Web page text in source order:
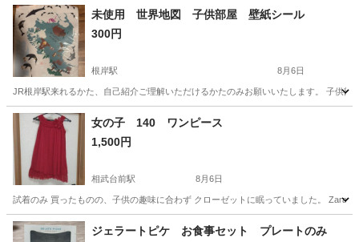
未使用 世界地図 子供部屋 壁紙シール
300円
根岸駅 8月6日
JR根岸駅来れるかた、自己紹介ご理解いただけるかたのみお願いいたします。 子供
神奈川 横浜市 根岸駅
女の子 140 ワンピース
1,500円
相武台前駅 8月6日
試着のみ 買ったものの、子供の趣味に合わず クローゼットに眠っていました。
神奈川 座間市 相武台前駅 子供用品 Zara
ジェラートピケ お食事セット プレートのみ